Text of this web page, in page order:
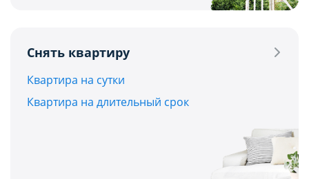
Снять квартиру
Квартира на сутки
Квартира на длительный срок